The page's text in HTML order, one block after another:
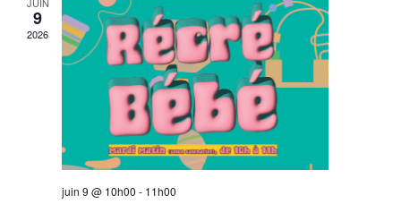
9
2026
juin 9 @ 10h00 - 11h00